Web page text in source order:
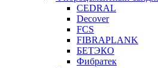
CEDRAL
Decover
FCS
FIBRAPLANK
БЕТЭКО
Фибратек